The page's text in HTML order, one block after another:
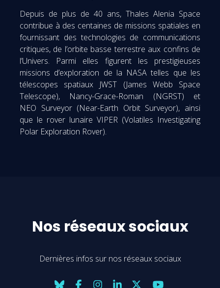
Depuis de plus de 40 ans, Thales Alenia Space
contribue à des centaines de missions spatiales en
fournissant des technologies de communications
critiques, de l’orbite basse terrestre aux confins de
l’Univers. Parmi elles figurent les prestigieuses
missions d’exploration de la NASA telles que les
télescopes spatiaux JWST (James Webb Space
Telescope), Nancy-Grace-Roman (NGRST) et
NEO Surveyor (Near-Earth Orbit Surveyor), ainsi
que le rover lunaire VIPER (Volatiles Investigating
Polar Exploration Rover).
Nos réseaux sociaux
Dernières infos sur nos réseaux sociaux